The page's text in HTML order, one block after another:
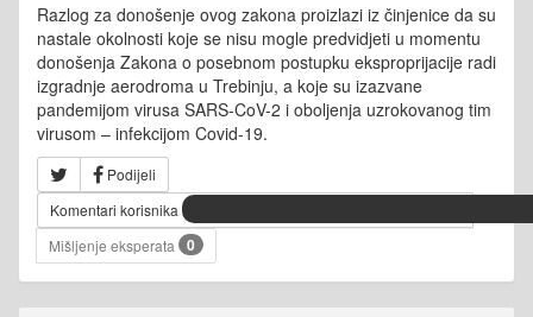
Razlog za donošenje ovog zakona proizlazi iz činjenice da su
nastale okolnosti koje se nisu mogle predvidjeti u momentu
donošenja Zakona o posebnom postupku eksproprijacije radi
izgradnje aerodroma u Trebinju, a koje su izazvane
pandemijom virusa SARS-CoV-2 i oboljenja uzrokovanog tim
virusom – infekcijom Covid-19.
Podijeli
Komentari korisnika
Mišljenje eksperata
0